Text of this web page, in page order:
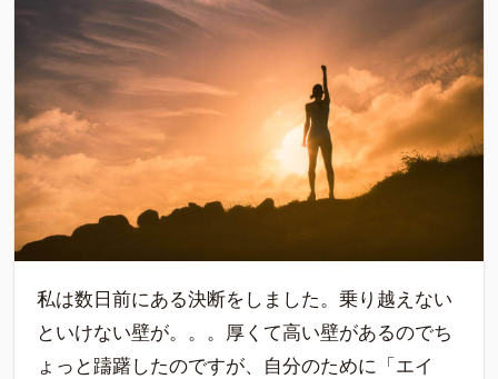
私は数日前にある決断をしました。乗り越えない
といけない壁が。。。厚くて高い壁があるのでち
ょっと躊躇したのですが、自分のために「エイ